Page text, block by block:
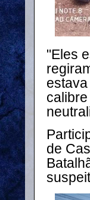
"Eles
de